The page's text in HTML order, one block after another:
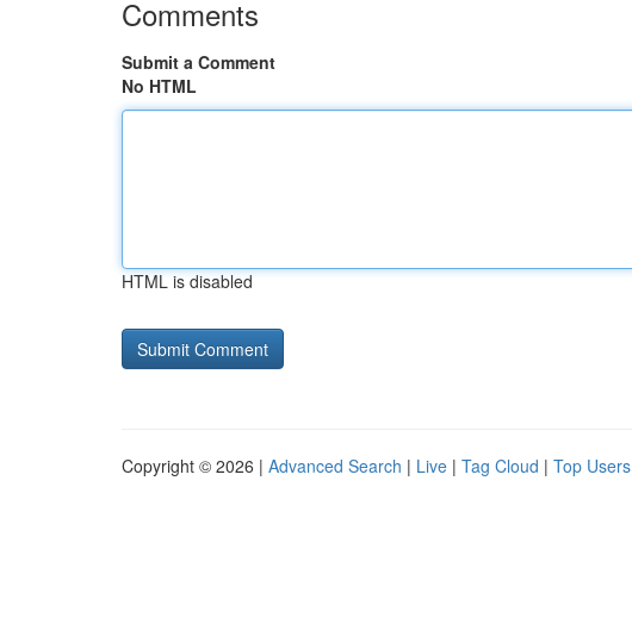
Comments
Submit a Comment
No HTML
HTML is disabled
Copyright © 2026 | Advanced Search | Live | Tag Cloud | Top Users